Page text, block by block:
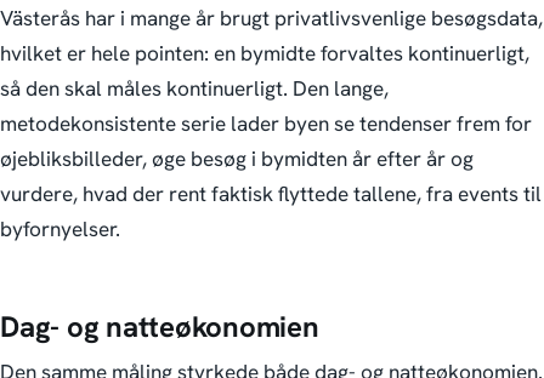
Västerås har i mange år brugt privatlivsvenlige besøgsdata,
hvilket er hele pointen: en bymidte forvaltes kontinuerligt,
så den skal måles kontinuerligt. Den lange,
metodekonsistente serie lader byen se tendenser frem for
øjebliksbilleder, øge besøg i bymidten år efter år og
vurdere, hvad der rent faktisk flyttede tallene, fra events til
byfornyelser.
Dag- og natteøkonomien
Den samme måling styrkede både dag- og natteøkonomien.